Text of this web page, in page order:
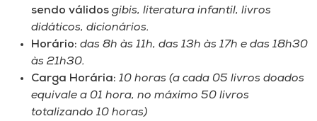
sendo válidos gibis, literatura infantil, livros
didáticos, dicionários.
Horário: das 8h às 11h, das 13h às 17h e das 18h30
às 21h30.
Carga Horária: 10 horas (a cada 05 livros doados
equivale a 01 hora, no máximo 50 livros
totalizando 10 horas)